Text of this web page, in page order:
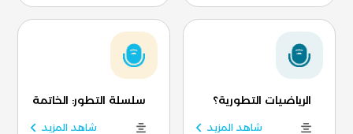
الرياضيات التطورية؟
شاهد المزيد
سلسلة التطور: الخاتمة
شاهد المزيد